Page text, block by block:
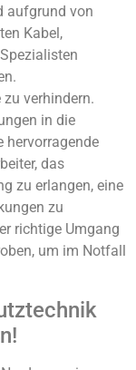
aufgrund von
Kabel,
verhindern.
in die
hervorragende
das
zu erlangen, eine
zu
richtige Umgang
um im Notfall